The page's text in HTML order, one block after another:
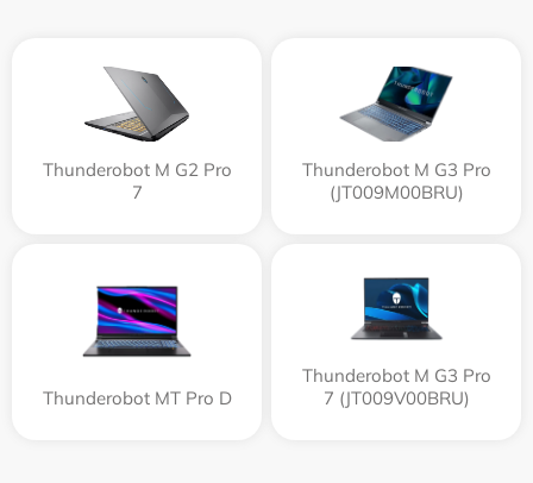
Thunderobot M G2 Pro
7
Thunderobot M G3 Pro
(JT009M00BRU)
Thunderobot MT Pro D
Thunderobot M G3 Pro
7 (JT009V00BRU)